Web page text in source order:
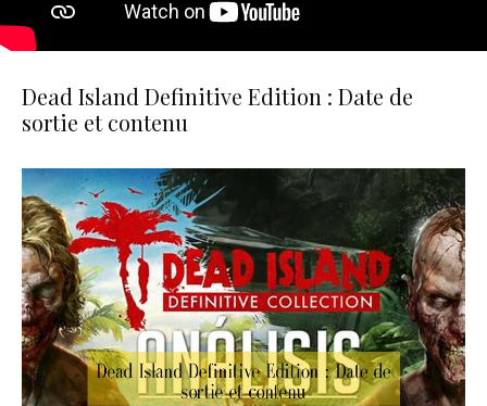
Dead Island Definitive Edition : Date de
sortie et contenu